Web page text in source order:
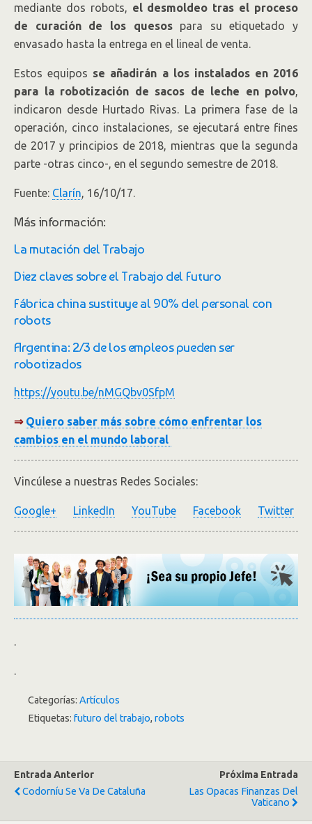
mediante dos robots, el desmoldeo tras el proceso
de curación de los quesos para su etiquetado y
envasado hasta la entrega en el lineal de venta.
Estos equipos se añadirán a los instalados en 2016
para la robotización de sacos de leche en polvo,
indicaron desde Hurtado Rivas. La primera fase de la
operación, cinco instalaciones, se ejecutará entre fines
de 2017 y principios de 2018, mientras que la segunda
parte -otras cinco-, en el segundo semestre de 2018.
Fuente: Clarín, 16/10/17.
Más información:
La mutación del Trabajo
Diez claves sobre el Trabajo del Futuro
Fábrica china sustituye al 90% del personal con
robots
Argentina: 2/3 de los empleos pueden ser
robotizados
https://youtu.be/nMGQbv0SfpM
⇒ Quiero saber más sobre cómo enfrentar los
cambios en el mundo laboral
Vincúlese a nuestras Redes Sociales:
Google+ LinkedIn YouTube Facebook Twitter
.
.
Categorías: Artículos
Etiquetas: futuro del trabajo, robots
Entrada Anterior
Codorníu Se Va De Cataluña
Próxima Entrada
Las Opacas Finanzas Del
Vaticano